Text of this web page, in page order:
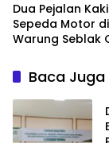
Dua Pejalan
Sepeda Motor
Warung Seblak
Sempat
Baca Juga